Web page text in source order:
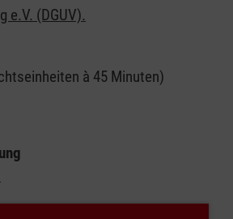
e.V. (DGUV).
à 45 Minuten)